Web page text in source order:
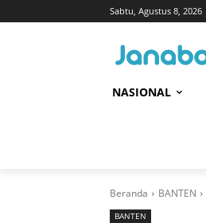
Sabtu, Agustus 8, 2026
NASIONAL
Beranda BANTEN
BANTEN